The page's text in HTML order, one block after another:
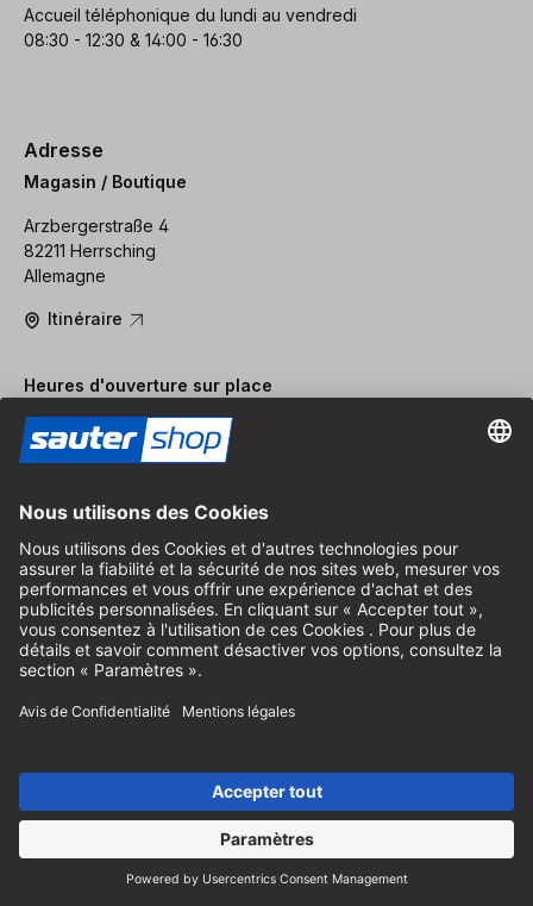
Accueil téléphonique du lundi au vendredi
08:30 - 12:30 & 14:00 - 16:30
Adresse
Magasin / Boutique
Arzbergerstraße 4
82211 Herrsching
Allemagne
Itinéraire
Heures d'ouverture sur place
Du lundi au vendredi
8:30 - 12:30 & 14:00 - 16:30
Aide
Instructions recyclage des batteries
Informations sur l'emballage
Frais de livraison et d'expédition
Paiement et impôts
Droit de rétractation
Nous concernant
Révoquer un contrat